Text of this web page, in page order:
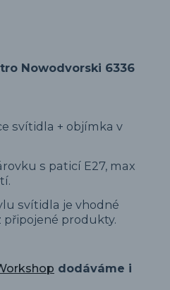
Nowodvorski 6336
svítidla + objímka v
s paticí E27, max
svítidla je vhodné
připojené produkty.
dodáváme i